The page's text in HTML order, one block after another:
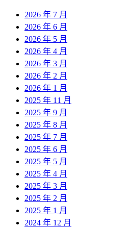
2026 年 7 月
2026 年 6 月
2026 年 5 月
2026 年 4 月
2026 年 3 月
2026 年 2 月
2026 年 1 月
2025 年 11 月
2025 年 9 月
2025 年 8 月
2025 年 7 月
2025 年 6 月
2025 年 5 月
2025 年 4 月
2025 年 3 月
2025 年 2 月
2025 年 1 月
2024 年 12 月